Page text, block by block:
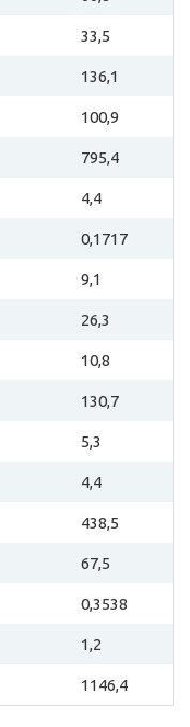
33,5
136,1
100,9
795,4
4,4
0,1717
9,1
26,3
10,8
130,7
5,3
4,4
438,5
67,5
0,3538
1,2
1146,4